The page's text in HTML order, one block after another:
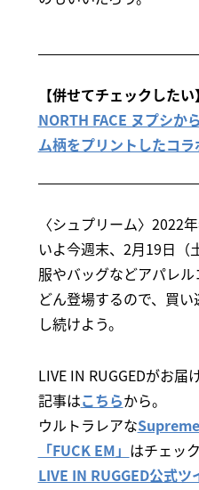
【併せてチェックしたい】
NORTH FACE ヌプシか
ム柄をプリントしたコ
〈シュプリーム〉2022
いよ今週末、2月19日（
服やバッグなどアパレ
どん登場するので、買
し続けよう。
LIVE IN RUGGEDがお
記事はこちらから。
ウルトラレアな
「FUCK EM」 はチェッ
LIVE IN RUGGED公式ツ